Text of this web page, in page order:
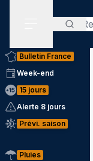
Bulletin France
Week-end
15 jours
Alerte 8 jours
Prévi. saison
Pluies